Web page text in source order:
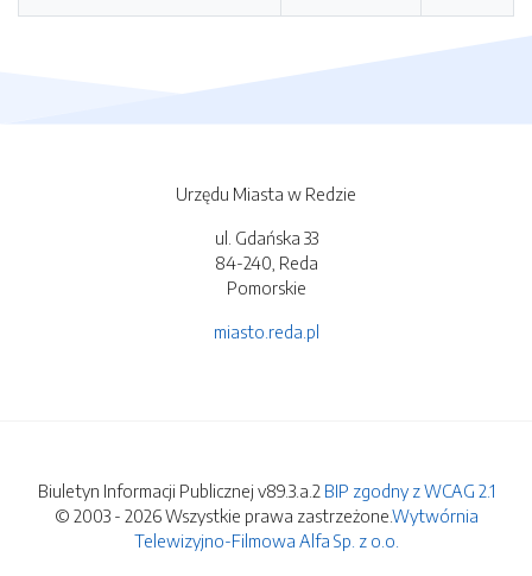
Urzędu Miasta w Redzie
ul. Gdańska 33
84-240, Reda
Pomorskie
miasto.reda.pl
Biuletyn Informacji Publicznej v89.3.a.2 BIP zgodny z WCAG 2.1
© 2003 - 2026 Wszystkie prawa zastrzeżone.Wytwórnia
Telewizyjno-Filmowa Alfa Sp. z o.o.